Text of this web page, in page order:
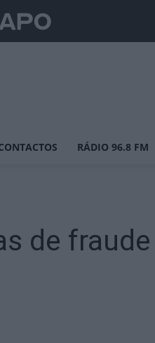
RÁDIO 96.8 FM
de